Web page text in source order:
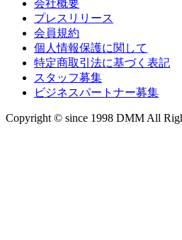
会社概要
プレスリリース
会員規約
個人情報保護に関して
特定商取引法に基づく表記
スタッフ募集
ビジネスパートナー募集
Copyright © since 1998 DMM All